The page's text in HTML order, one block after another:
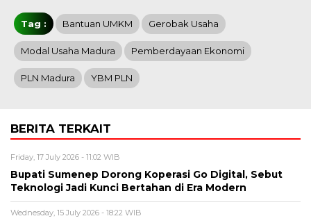
Tag : Bantuan UMKM Gerobak Usaha
Modal Usaha Madura Pemberdayaan Ekonomi
PLN Madura YBM PLN
BERITA TERKAIT
Friday, 17 July 2026 - 11:02 WIB
Bupati Sumenep Dorong Koperasi Go Digital, Sebut
Teknologi Jadi Kunci Bertahan di Era Modern
Wednesday, 15 July 2026 - 18:22 WIB